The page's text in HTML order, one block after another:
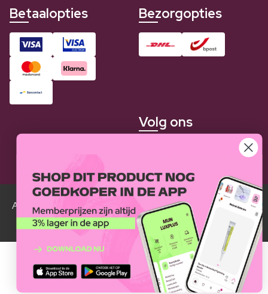
Betaalopties Bezorgopties
Volg ons
Alle Luxplus ledenprijzen zijn weergegeven in vergelijking
met de normale prijzen.